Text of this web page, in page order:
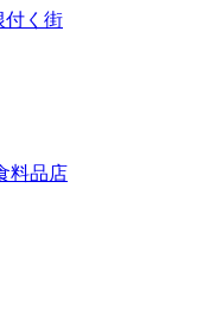
付く街
料品店